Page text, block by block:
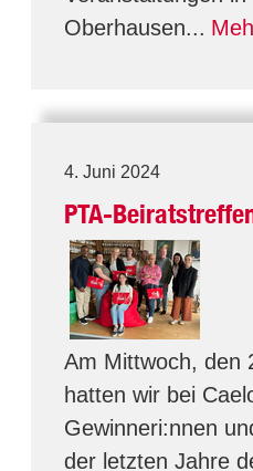
Oberhausen...
4. Juni 2024
PTA-
Am Mittwoch, den
hatten wir bei
Gewinneri:nnen
der letzten Jahre